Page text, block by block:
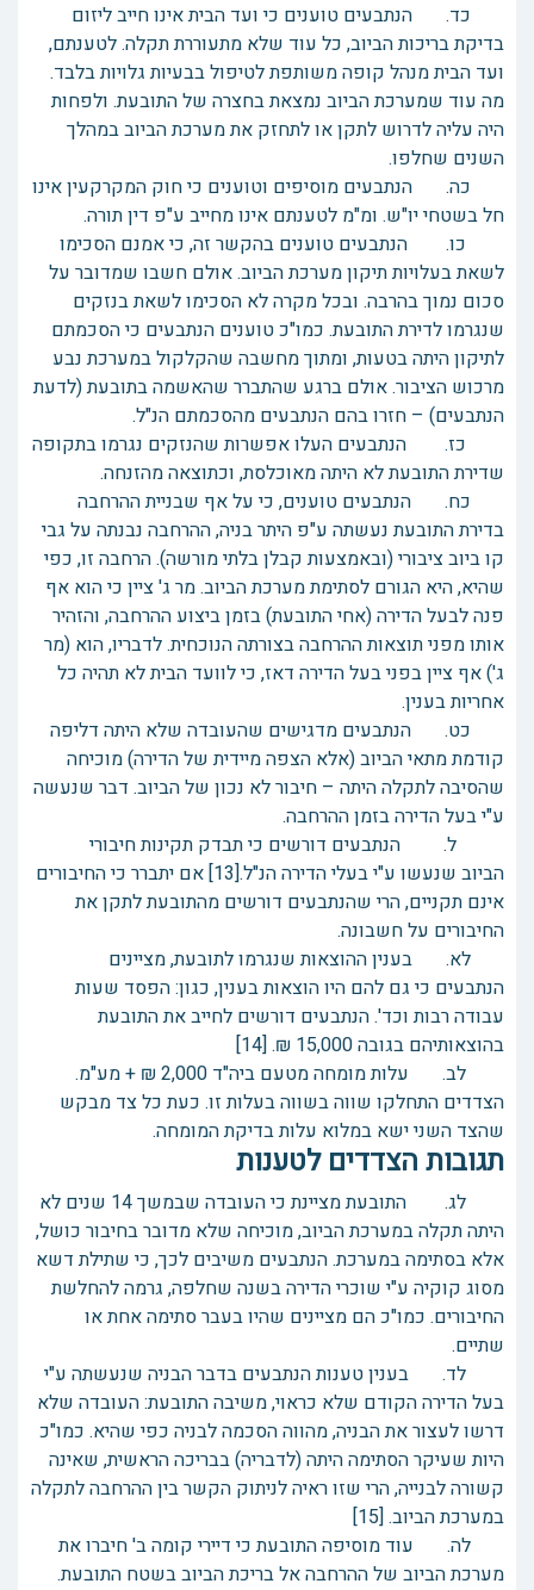
כד. הנתבעים טוענים כי ועד הבית אינו חייב ליזום
בדיקת בריכות הביוב, כל עוד שלא מתעוררת תקלה. לטענתם,
ועד הבית מנהל קופה משותפת לטיפול בבעיות גלויות בלבד.
מה עוד שמערכת הביוב נמצאת בחצרה של התובעת. ולפחות
היה עליה לדרוש לתקן או לתחזק את מערכת הביוב במהלך
השנים שחלפו.
כה. הנתבעים מוסיפים וטוענים כי חוק המקרקעין אינו
חל בשטחי יו"ש. ומ"מ לטענתם אינו מחייב ע"פ דין תורה.
כו. הנתבעים טוענים בהקשר זה, כי אמנם הסכימו
לשאת בעלויות תיקון מערכת הביוב. אולם חשבו שמדובר על
סכום נמוך בהרבה. ובכל מקרה לא הסכימו לשאת בנזקים
שנגרמו לדירת התובעת. כמו"כ טוענים הנתבעים כי הסכמתם
לתיקון היתה בטעות, ומתוך מחשבה שהקלקול במערכת נבע
מרכוש הציבור. אולם ברגע שהתברר שהאשמה בתובעת (לדעת
הנתבעים) – חזרו בהם הנתבעים מהסכמתם הנ"ל.
כז. הנתבעים העלו אפשרות שהנזקים נגרמו בתקופה
שדירת התובעת לא היתה מאוכלסת, וכתוצאה מהזנחה.
כח. הנתבעים טוענים, כי על אף שבניית ההרחבה
בדירת התובעת נעשתה ע"פ היתר בניה, ההרחבה נבנתה על גבי
קו ביוב ציבורי (ובאמצעות קבלן בלתי מורשה). הרחבה זו, כפי
שהיא, היא הגורם לסתימת מערכת הביוב. מר ג' ציין כי הוא אף
פנה לבעל הדירה (אחי התובעת) בזמן ביצוע ההרחבה, והזהיר
אותו מפני תוצאות ההרחבה בצורתה הנוכחית. לדבריו, הוא (מר
ג') אף ציין בפני בעל הדירה דאז, כי לוועד הבית לא תהיה כל
אחריות בענין.
כט. הנתבעים מדגישים שהעובדה שלא היתה דליפה
קודמת מתאי הביוב (אלא הצפה מיידית של הדירה) מוכיחה
שהסיבה לתקלה היתה – חיבור לא נכון של הביוב. דבר שנעשה
ע"י בעל הדירה בזמן ההרחבה.
ל. הנתבעים דורשים כי תבדק תקינות חיבורי
הביוב שנעשו ע"י בעלי הדירה הנ"ל.[13] אם יתברר כי החיבורים
אינם תקניים, הרי שהנתבעים דורשים מהתובעת לתקן את
החיבורים על חשבונה.
לא. בענין ההוצאות שנגרמו לתובעת, מציינים
הנתבעים כי גם להם היו הוצאות בענין, כגון: הפסד שעות
עבודה רבות וכד'. הנתבעים דורשים לחייב את התובעת
בהוצאותיהם בגובה 15,000 ₪. [14]
לב. עלות מומחה מטעם ביה"ד 2,000 ₪ + מע"מ.
הצדדים התחלקו שווה בשווה בעלות זו. כעת כל צד מבקש
שהצד השני ישא במלוא עלות בדיקת המומחה.
תגובות הצדדים לטענות
לג. התובעת מציינת כי העובדה שבמשך 14 שנים לא
היתה תקלה במערכת הביוב, מוכיחה שלא מדובר בחיבור כושל,
אלא בסתימה במערכת. הנתבעים משיבים לכך, כי שתילת דשא
מסוג קוקיה ע"י שוכרי הדירה בשנה שחלפה, גרמה להחלשת
החיבורים. כמו"כ הם מציינים שהיו בעבר סתימה אחת או
שתיים.
לד. בענין טענות הנתבעים בדבר הבניה שנעשתה ע"י
בעל הדירה הקודם שלא כראוי, משיבה התובעת: העובדה שלא
דרשו לעצור את הבניה, מהווה הסכמה לבניה כפי שהיא. כמו"כ
היות שעיקר הסתימה היתה (לדבריה) בבריכה הראשית, שאינה
קשורה לבנייה, הרי שזו ראיה לניתוק הקשר בין ההרחבה לתקלה
במערכת הביוב. [15]
לה. עוד מוסיפה התובעת כי דיירי קומה ב' חיברו את
מערכת הביוב של ההרחבה אל בריכת הביוב בשטח התובעת.